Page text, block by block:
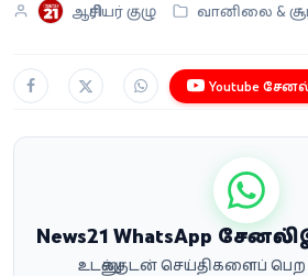
ஆசிரியர் குழு வானிலை &
Youtube
News21 WhatsApp
உடனுக்குடன் செய்திகளைப்